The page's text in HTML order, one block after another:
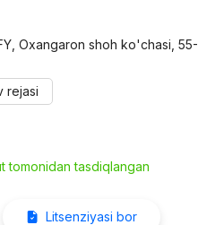
Oxangaron shoh ko'chasi, 55-
rejasi
tomonidan tasdiqlangan
Litsenziyasi bor